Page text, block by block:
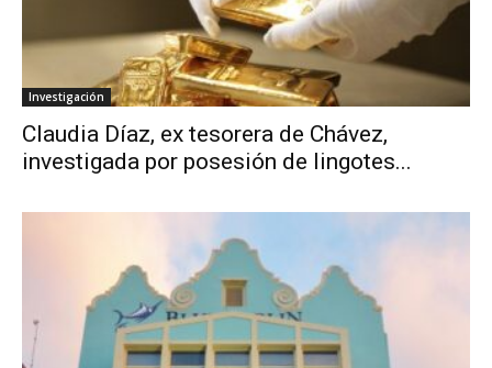
Investigación
Claudia Díaz, ex tesorera de Chávez,
investigada por posesión de lingotes...